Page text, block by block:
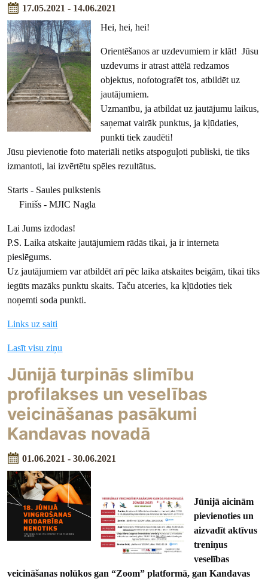
17.05.2021 - 14.06.2021
Hei, hei, hei!
Orientēšanos ar uzdevumiem ir klāt! Jūsu
uzdevums ir atrast attēlā redzamos
objektus, nofotografēt tos, atbildēt uz
jautājumiem.
Uzmanību, ja atbildat uz jautājumu laikus,
saņemat vairāk punktus, ja kļūdaties,
punkti tiek zaudēti!
Jūsu pievienotie foto materiāli netiks atspoguļoti publiski, tie tiks
izmantoti, lai izvērtētu spēles rezultātus.
Starts - Saules pulkstenis
Finišs - MJIC Nagla
Lai Jums izdodas!
P.S. Laika atskaite jautājumiem rādās tikai, ja ir interneta
pieslēgums.
Uz jautājumiem var atbildēt arī pēc laika atskaites beigām, tikai tiks
iegūts mazāks punktu skaits. Taču atceries, ka kļūdoties tiek
noņemti soda punkti.
Links uz saiti
Lasīt visu ziņu
Jūnijā turpinās slimību
profilakses un veselības
veicināšanas pasākumi
Kandavas novadā
01.06.2021 - 30.06.2021
Jūnijā aicinām
pievienoties un
aizvadīt aktīvus
treniņus
veselības
veicināšanas nolūkos gan “Zoom” platformā, gan Kandavas